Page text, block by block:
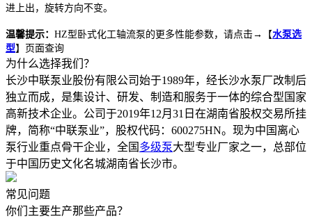
进上出，旋转方向不变。
温馨提示： HZ型卧式化工轴流泵的更多性能参数，请点击→ 【水泵选
型】 页面查询
为什么选择我们？
长沙中联泵业股份有限公司始于1989年，经长沙水泵厂改制后
独立而成，是集设计、研发、制造和服务于一体的综合型国家
高新技术企业。公司于2019年12月31日在湖南省股权交易所挂
牌，简称“中联泵业”，股权代码：600275HN。现为中国离心
泵行业重点骨干企业，全国 多级泵大型专业厂家之一，总部位
于中国历史文化名城湖南省长沙市。
常见问题
你们主要生产那些产品？